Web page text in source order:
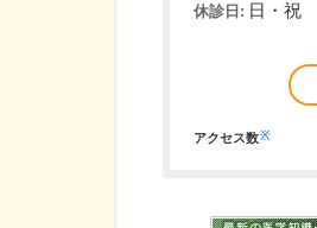
休診日: 日・祝
アクセス数※